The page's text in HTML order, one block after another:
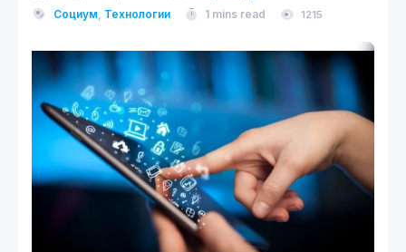
Социум, Технологии 1 mins read 1215